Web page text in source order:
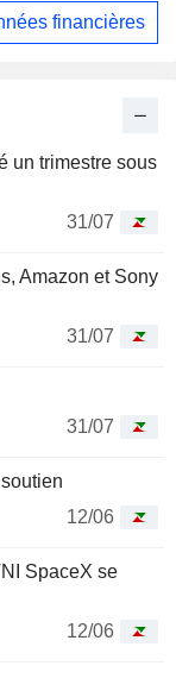
un trimestre sous
31/07
Amazon et Sony
31/07
31/07
12/06
SpaceX se
12/06
financières